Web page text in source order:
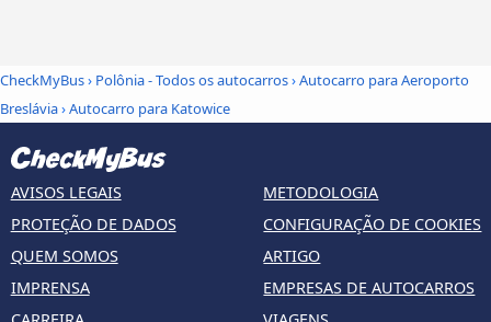
CheckMyBus› Polônia - Todos os autocarros›Autocarro para Aeroporto
Breslávia›Autocarro para Katowice
AVISOS LEGAIS
PROTEÇÃO DE DADOS
QUEM SOMOS
IMPRENSA
METODOLOGIA
CONFIGURAÇÃO DE COOKIES
ARTIGO
EMPRESAS DE AUTOCARROS